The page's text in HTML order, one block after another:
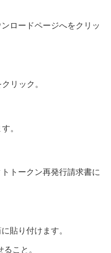
ロードページへをクリッ
リック。
。
トークン再発行請求書に
貼り付けます。
こと。